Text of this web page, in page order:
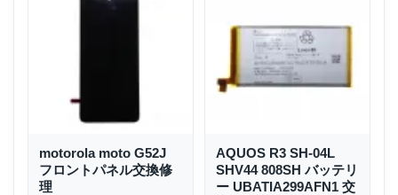
motorola moto G52J
フロントパネル交換修
理
AQUOS R3 SH-04L
SHV44 808SH バッテリ
ー UBATIA299AFN1 交